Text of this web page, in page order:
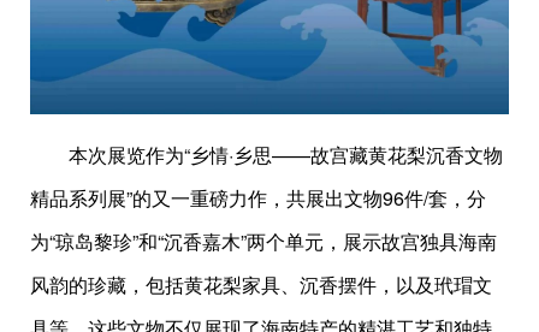
本次展览作为“乡情·乡思——故宫藏黄花梨沉香文物
精品系列展”的又一重磅力作，共展出文物96件/套，分
为“琼岛黎珍”和“沉香嘉木”两个单元，展示故宫独具海南
风韵的珍藏，包括黄花梨家具、沉香摆件，以及玳瑁文